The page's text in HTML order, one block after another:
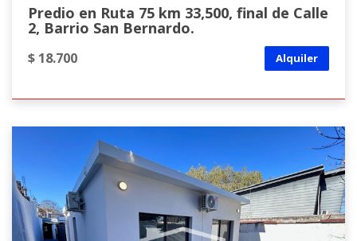
Predio en Ruta 75 km 33,500, final de Calle
2, Barrio San Bernardo.
$ 18.700 Alquiler